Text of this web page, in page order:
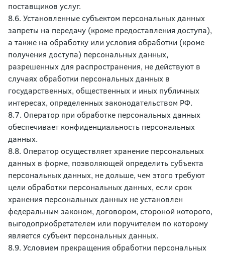
поставщиков услуг.
8.6. Установленные субъектом персональных данных
запреты на передачу (кроме предоставления доступа),
а также на обработку или условия обработки (кроме
получения доступа) персональных данных,
разрешенных для распространения, не действуют в
случаях обработки персональных данных в
государственных, общественных и иных публичных
интересах, определенных законодательством РФ.
8.7. Оператор при обработке персональных данных
обеспечивает конфиденциальность персональных
данных.
8.8. Оператор осуществляет хранение персональных
данных в форме, позволяющей определить субъекта
персональных данных, не дольше, чем этого требуют
цели обработки персональных данных, если срок
хранения персональных данных не установлен
федеральным законом, договором, стороной которого,
выгодоприобретателем или поручителем по которому
является субъект персональных данных.
8.9. Условием прекращения обработки персональных